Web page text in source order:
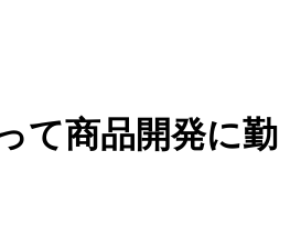
て商品開発に勤